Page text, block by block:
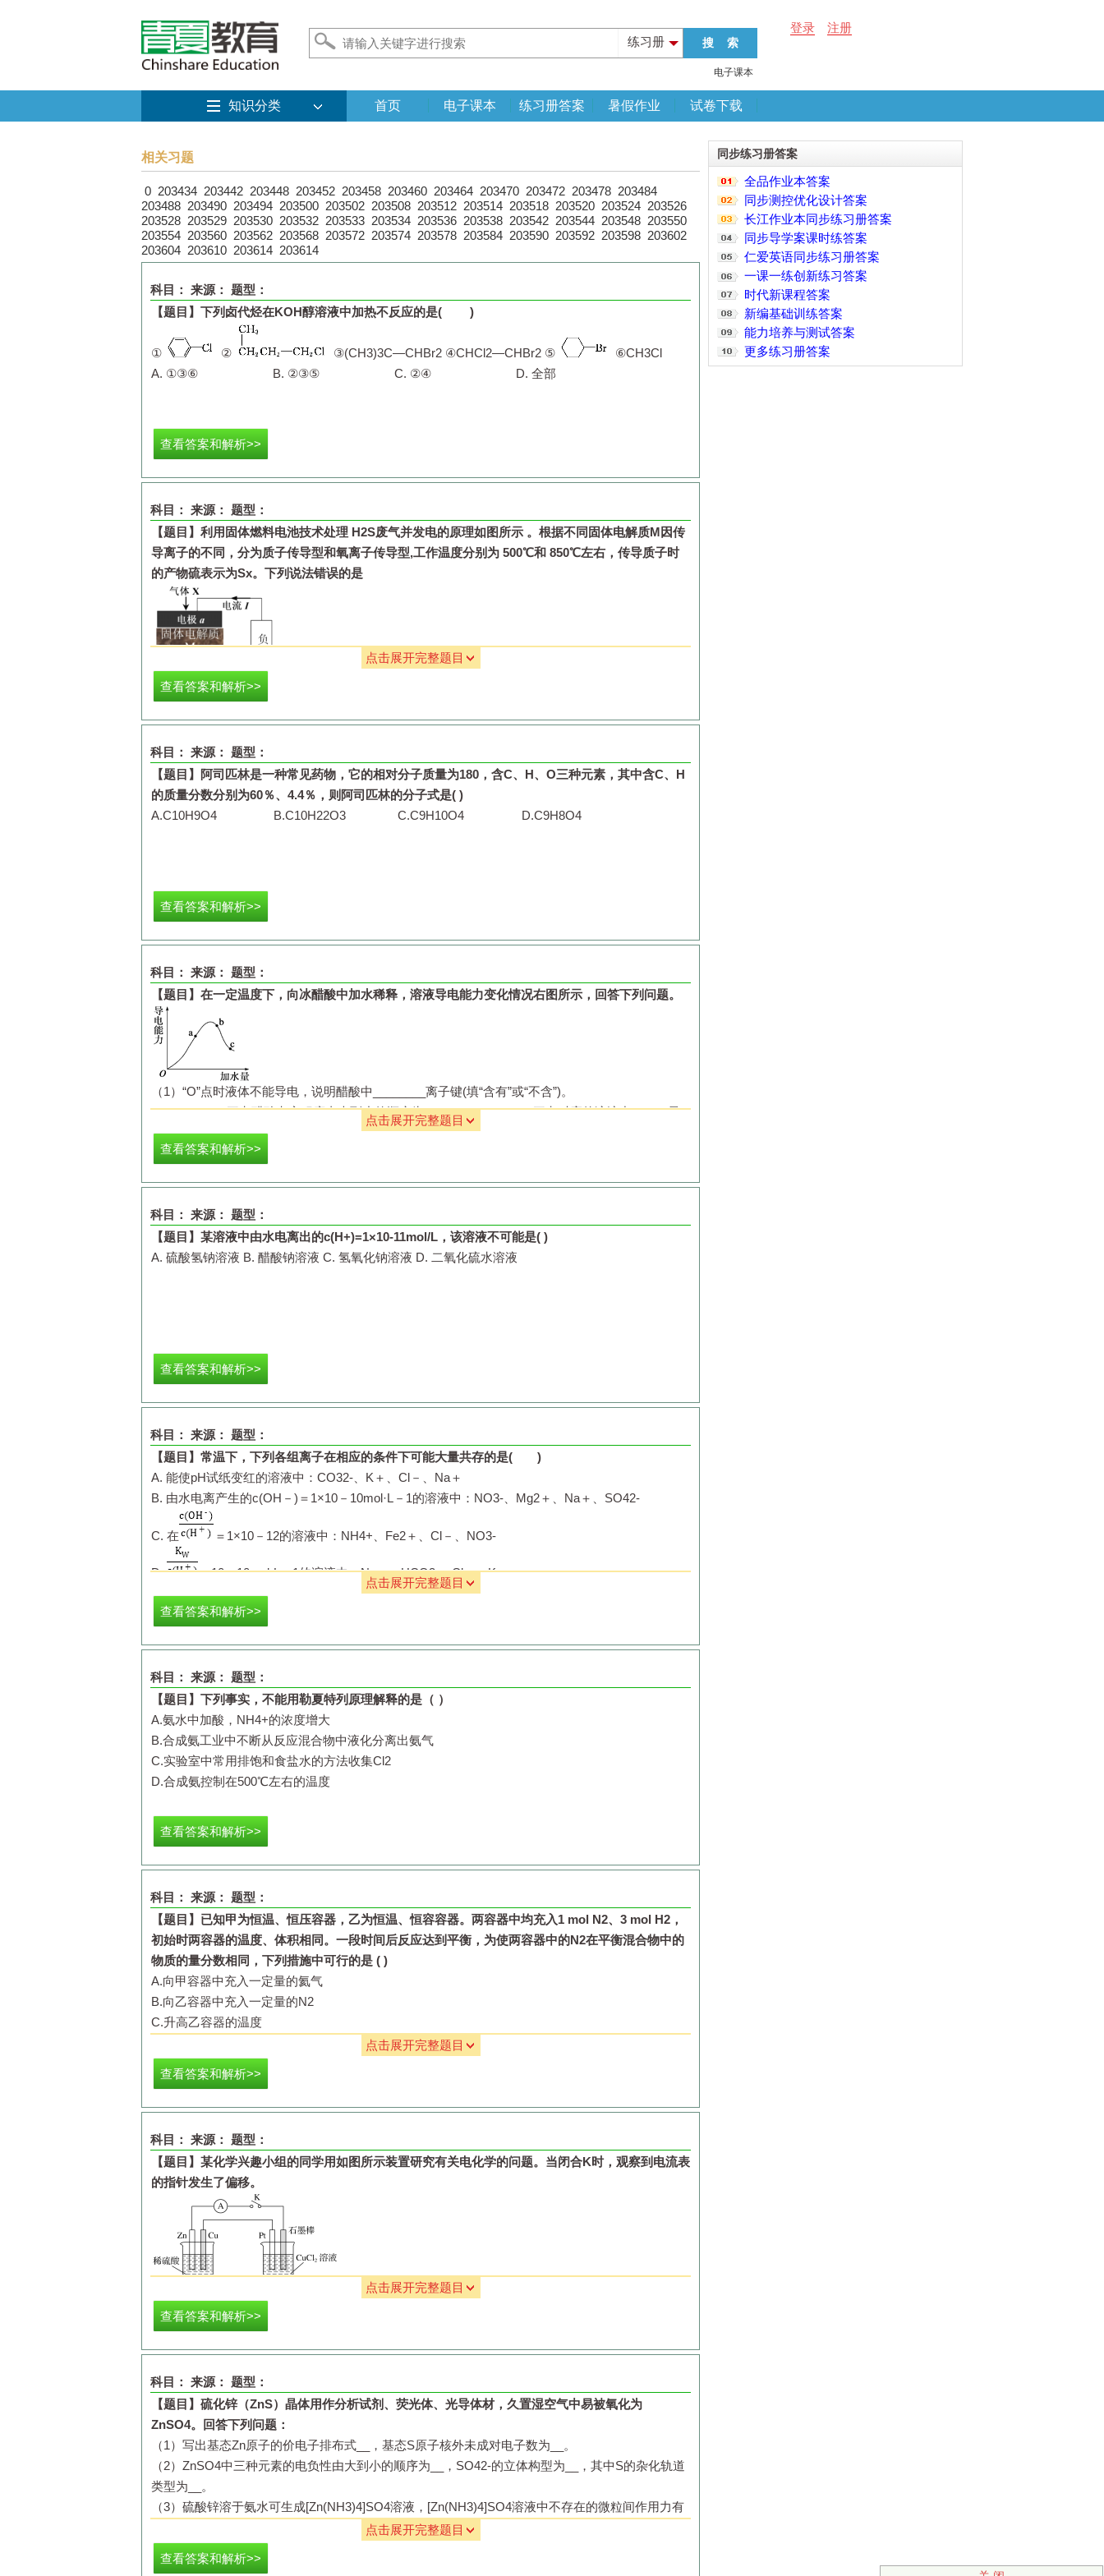
练习册
电子课本
登录 注册
知识分类 首页 电子课本 练习册答案 暑假作业 试卷下载
相关习题
0 203434 203442 203448 203452 203458 203460 203464 203470 203472 203478 203484
203488 203490 203494 203500 203502 203508 203512 203514 203518 203520 203524 203526
203528 203529 203530 203532 203533 203534 203536 203538 203542 203544 203548 203550
203554 203560 203562 203568 203572 203574 203578 203584 203590 203592 203598 203602
203604 203610 203614 203614
科目： 来源： 题型：
【题目】 下列卤代烃在KOH醇溶液中加热不反应的是( )
① ② ③(CH3)3C—CHBr2 ④CHCl2—CHBr2 ⑤ ⑥CH3Cl
A. ①③⑥ B. ②③⑤ C. ②④ D. 全部
查看答案和解析>>
科目： 来源： 题型：
【题目】 利用固体燃料电池技术处理 H2S废气并发电的原理如图所示 。根据不同固体电解质M 因传
导离子的不同，分为质子传导型和氧离子传导型,工作温度分别为 500℃和 850℃左右，传导质子时
的产物硫表示为Sx。下列说法错误的是
C.M 传导氧离子时，存在产生
D.氧离子迁移方向是从a电极向b电极
点击展开完整题目
查看答案和解析>>
科目： 来源： 题型：
【题目】
阿司匹林是一种常见药物，它的相对分子质量为180 ，含C、 H、 O三种元素，其中含C、 H
的质量分数分别为60％、 4.4％，则阿司匹林的分子式是( )
A.C10H9O4 B.C10H22O3 C.C9H10O4 D.C9H8O4
查看答案和解析>>
科目： 来源： 题型：
【题目】 在一定温度下，向冰醋酸中加水稀释，溶液导电能力变化情况右图所示，回答下列问题。
（1） “O”点时液体不能导电，说明醋酸中 离子键(填“含有”或“不含”)。
（2）a、b、c三点醋酸电离程度由大到小的顺序为________；a、b、c三点对应的溶液中c(H＋)最
大的是________。
（3）要使c点溶液中
（5） 在稀释过程中，随着醋酸浓度的降低，下列始终保持增大趋势的量是
A．c(H＋)B．H＋个数
．CH COOH 分子数 D.
点击展开完整题目
查看答案和解析>>
科目： 来源： 题型：
【题目】 某溶液中由水电离出的c(H+)=1×10-11mol/L ，该溶液不可能是( )
A. 硫酸氢钠溶液 B. 醋酸钠溶液 C. 氢氧化钠溶液 D. 二氧化硫水溶液
查看答案和解析>>
科目： 来源： 题型：
【题目】 常温下，下列各组离子在相应的条件下可能大量共存的是( )
A. 能使pH试纸变红的溶液中： CO32- 、K ＋ 、Cl － 、Na＋
B. 由水电离产生的c(OH － )＝1×10 － 10mol·L － 1的溶液中： NO3- 、Mg2＋ 、Na＋ 、SO42-
C. 在 ＝1×10 － 12的溶液中： NH4+ 、Fe2＋ 、Cl － 、NO3-
D. ＝10－10mol·L－1的溶液中：Na＋、HCO3-、Cl－、K＋
点击展开完整题目
查看答案和解析>>
科目： 来源： 题型：
【题目】 下列事实，不能用勒夏特列原理解释的是（ ）
A.氨水中加酸， NH4+的浓度增大
B.合成氨工业中不断从反应混合物中液化分离出氨气
C.实验室中常用排饱和食盐水的方法收集Cl2
D.合成氨控制在500℃左右的温度
查看答案和解析>>
科目： 来源： 题型：
【题目】 已知甲为恒温、恒压容器，乙为恒温、恒容容器。两容器中均充入1 mol N2、 3 mol H2 ，
初始时两容器的温度、体积相同。一段时间后反应达到平衡，为使两容器中的N2在平衡混合物中的
物质的量分数相同，下列措施中可行的是 ( )
A.向甲容器中充入一定量的氦气
B.向乙容器中充入一定量的N2
C.升高乙容器的温度
点击展开完整题目
查看答案和解析>>
科目： 来源： 题型：
【题目】 某化学兴趣小组的同学用如图所示装置研究有关电化学的问题。当闭合K时，观察到电流表
的指针发生了偏移。
请回答下列问题：
（1）甲装置的名称是
（3）当甲中产生
的体积应为________。
（4）若乙中溶液不变，将其电极都换成铜电极，闭合
________（填“变深”、“变浅”或“无变化
）。
（5）若乙中电极不变，将其溶液换成 溶液，闭合 K 一段时间后，甲中溶液的pH将
________（填
（6）若乙中电极不变，将其溶液换成饱和 溶液，闭合K一段时间，当阴极上有
气体生
成时，同时有
析出，假设温度不变，剩余溶液中溶质的质量分数应为
含w、a的代数式表示，不必化简）。
点击展开完整题目
查看答案和解析>>
科目： 来源： 题型：
【题目】 硫化锌（ZnS）晶体用作分析试剂、荧光体、光导体材，久置湿空气中易被氧化为
ZnSO4。回答下列问题：
（1）写出基态Zn原子的价电子排布式 ，基态S原子核外未成对电子数为
。
（2） ZnSO4中三种元素的电负性由大到小的顺序为 ， SO42-的立体构型为 ，其中S的杂化轨道
类型为
。
（3）硫酸锌溶于氨水可生成[Zn(NH3)4]SO4溶液， [Zn(NH3)4]SO4溶液中不存在的微粒间作用力有
a.离子键b.共价键c.配位键
（4）根据下列锌卤化物的熔点和溶解性，分析
点击展开完整题目
查看答案和解析>>
同步练习册答案
全品作业本答案
同步测控优化设计答案
长江作业本同步练习册答案
同步导学案课时练答案
仁爱英语同步练习册答案
一课一练创新练习答案
时代新课程答案
新编基础训练答案
能力培养与测试答案
更多练习册答案